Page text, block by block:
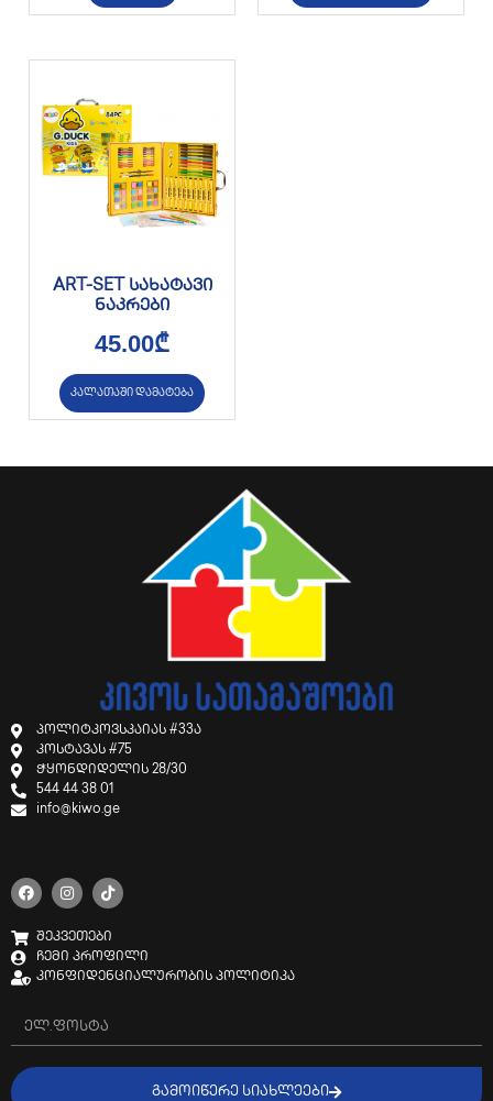
ART-SET სახატავი
ნაკრები
45.00₾
კალათაში დამატება
პოლიტკოვსკაიას #33ა
კოსტავას #75
ჭყონდიდელის 28/30
544 44 38 01
info@kiwo.ge
შეკვეთები
ჩემი პროფილი
კონფიდენციალურობის პოლიტიკა
ᲒᲐᲛᲝᲘᲬᲔᲠᲔ ᲡᲘᲐᲮᲚᲔᲔᲑᲘ